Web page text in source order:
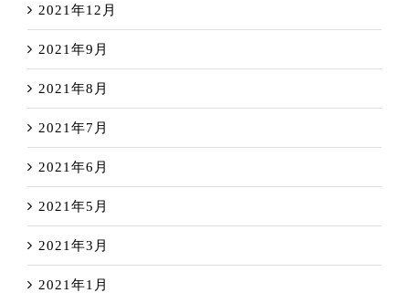
2021年12月
2021年9月
2021年8月
2021年7月
2021年6月
2021年5月
2021年3月
2021年1月